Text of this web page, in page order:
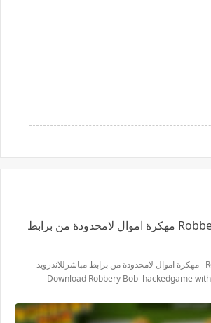
تحميل لعبة Robbery Bob مهكرة اموال لامحدودة من برابط
تحميل لعبة Robbery Bob مهكرة اموال لامحدودة من برابط مباشرللاندرويد
Download Robbery Bob hackedgame